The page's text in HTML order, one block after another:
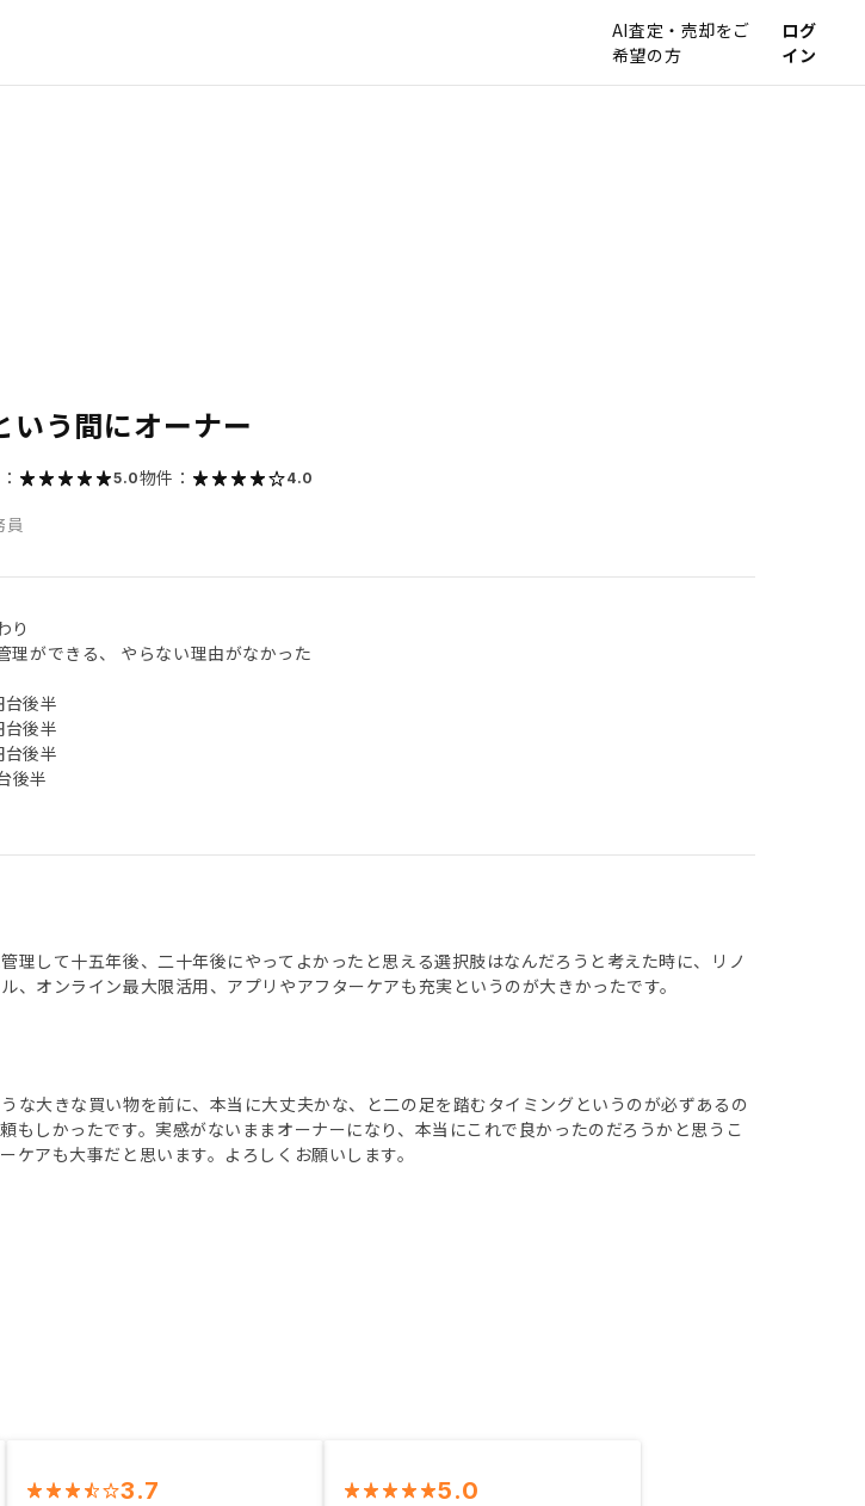
AI査定・売却をご
希望の方
ログ
イン
いう間にオーナー
5.0物件： 4.0
員
り
理ができる、 やらない理由がなかった
後半
後半
後半
後半
理して十五年後、二十年後にやってよかったと思える選択肢はなんだろうと考えた時に、リノ
、オンライン最大限活用、アプリやアフターケアも充実というのが大きかったです。
な大きな買い物を前に、本当に大丈夫かな、と二の足を踏むタイミングというのが必ずあるの
もしかったです。実感がないままオーナーになり、本当にこれで良かったのだろうかと思うこ
ケアも大事だと思います。よろしくお願いします。
3.7 5.0